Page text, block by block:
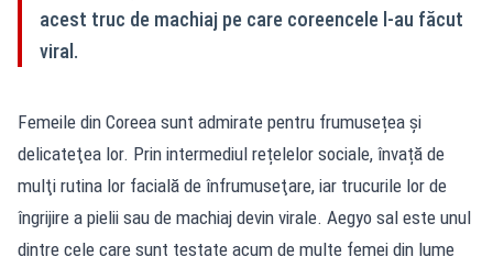
acest truc de machiaj pe care coreencele l-au făcut
viral.
Femeile din Coreea sunt admirate pentru frumusețea şi
delicateţea lor. Prin intermediul rețelelor sociale, învață de
mulţi rutina lor facială de înfrumuseţare, iar trucurile lor de
îngrijire a pielii sau de machiaj devin virale. Aegyo sal este unul
dintre cele care sunt testate acum de multe femei din lume